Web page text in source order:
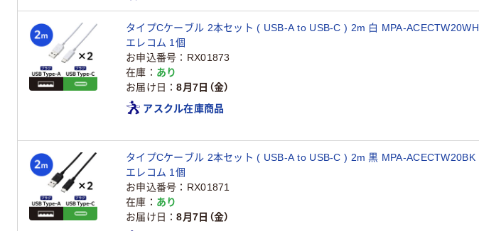
タイプCケーブル 2本セット ( USB-A to USB-C ) 2m 白 MPA-ACECTW20WH
エレコム 1個
お申込番号
RX01873
在庫
あり
お届け日
8月7日（金）
アスクル在庫商品
タイプCケーブル 2本セット ( USB-A to USB-C ) 2m 黒 MPA-ACECTW20BK
エレコム 1個
お申込番号
RX01871
在庫
あり
お届け日
8月7日（金）